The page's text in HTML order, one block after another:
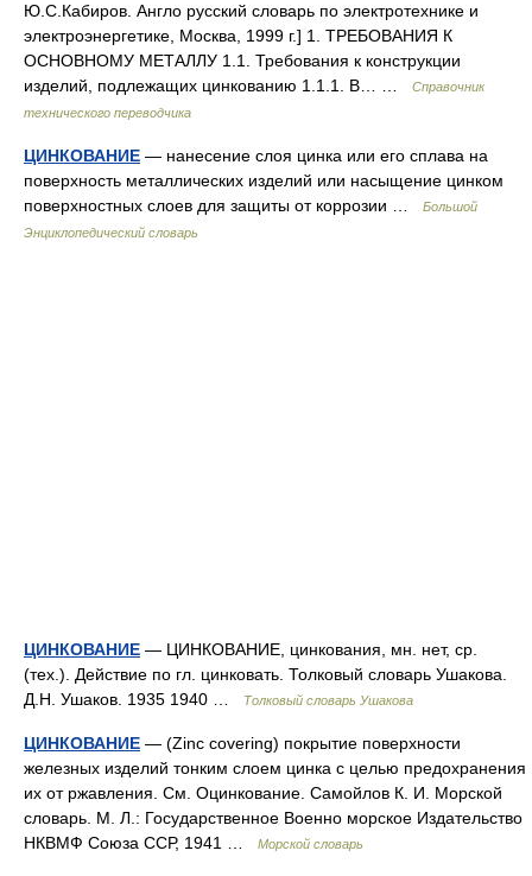
Ю.С.Кабиров. Англо русский словарь по электротехнике и
электроэнергетике, Москва, 1999 г.] 1. ТРЕБОВАНИЯ К
ОСНОВНОМУ МЕТАЛЛУ 1.1. Требования к конструкции
изделий, подлежащих цинкованию 1.1.1. В… …
Справочник
технического переводчика
ЦИНКОВАНИЕ — нанесение слоя цинка или его сплава на
поверхность металлических изделий или насыщение цинком
поверхностных слоев для защиты от коррозии …
Большой
Энциклопедический словарь
ЦИНКОВАНИЕ — ЦИНКОВАНИЕ, цинкования, мн. нет, ср.
(тех.). Действие по гл. цинковать. Толковый словарь Ушакова.
Д.Н. Ушаков. 1935 1940 …
Толковый словарь Ушакова
ЦИНКОВАНИЕ — (Zinc covering) покрытие поверхности
железных изделий тонким слоем цинка с целью предохранения
их от ржавления. См. Оцинкование. Самойлов К. И. Морской
словарь. М. Л.: Государственное Военно морское Издательство
НКВМФ Союза ССР, 1941 …
Морской словарь